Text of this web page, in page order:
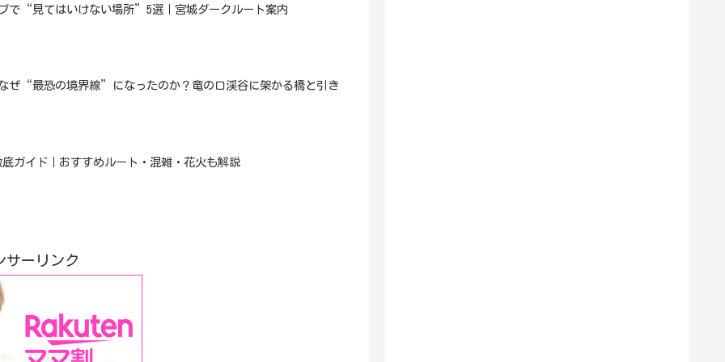
で“見てはいけない場所”5選｜宮城ダークルート案内
ぜ“最恐の境界線”になったのか？竜の口渓谷に架かる橋と引き
ガイド｜おすすめルート・混雑・花火も解説
サーリンク